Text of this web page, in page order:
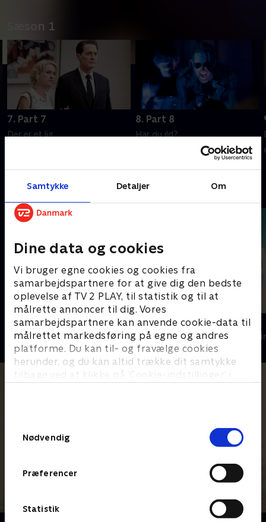
Samtykke Detaljer Om
Dine data og cookies
Vi bruger egne cookies og cookies fra
samarbejdspartnere for at give dig den bedste
oplevelse af TV 2 PLAY, til statistik og til at
målrette annoncer til dig. Vores
samarbejdspartnere kan anvende cookie-data til
målrettet markedsføring på egne og andres
platforme. Du kan til- og fravælge cookies
herunder, og du kan altid trække dit samtykke
tilbage ved at klikke på ’Cookie-indstillinger’ i
Nødvendig
Præferencer
Statistik
Sæson 1
7. Part 7
Der er et lig
8. Part 8
Har du ild?
Andre så også
Top Dog
Krimi & Spænding • 1 sæsoner
The Au Pair
Krimi &